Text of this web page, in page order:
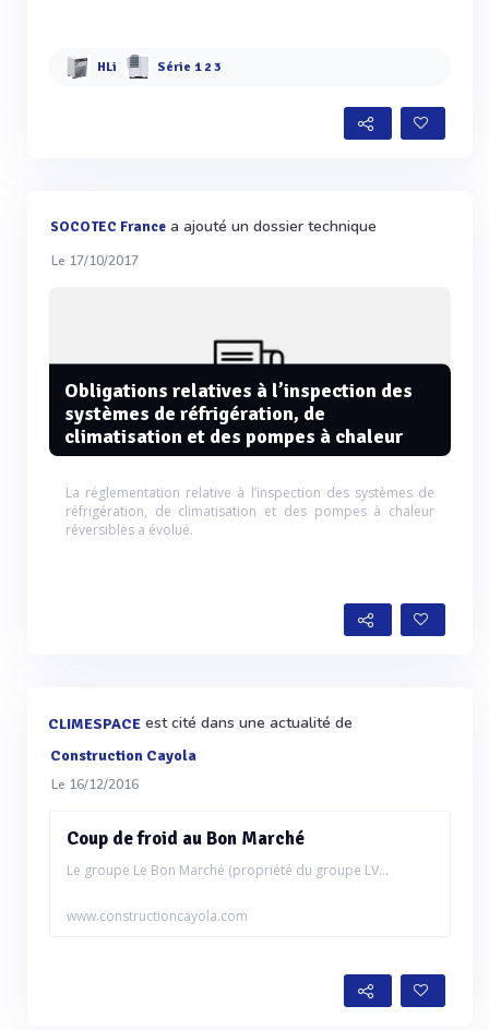
HLi Série 1 2 3
SOCOTEC France a ajouté un dossier technique
Le 17/10/2017
Obligations relatives à l’inspection des
systèmes de réfrigération, de
climatisation et des pompes à chaleur
La réglementation relative à l’inspection des systèmes de
réfrigération, de climatisation et des pompes à chaleur
réversibles a évolué.
CLIMESPACE est cité dans une actualité de
Construction Cayola
Le 16/12/2016
Coup de froid au Bon Marché
Le groupe Le Bon Marché (propriété du groupe LV...
www.constructioncayola.com